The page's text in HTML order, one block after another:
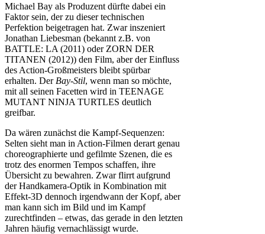
Michael Bay als Produzent dürfte dabei ein
Faktor sein, der zu dieser technischen
Perfektion beigetragen hat. Zwar inszeniert
Jonathan Liebesman (bekannt z.B. von
BATTLE: LA (2011) oder ZORN DER
TITANEN (2012)) den Film, aber der Einfluss
des Action-Großmeisters bleibt spürbar
erhalten. Der Bay-Stil, wenn man so möchte,
mit all seinen Facetten wird in TEENAGE
MUTANT NINJA TURTLES deutlich
greifbar.
Da wären zunächst die Kampf-Sequenzen:
Selten sieht man in Action-Filmen derart genau
choreographierte und gefilmte Szenen, die es
trotz des enormen Tempos schaffen, ihre
Übersicht zu bewahren. Zwar flirrt aufgrund
der Handkamera-Optik in Kombination mit
Effekt-3D dennoch irgendwann der Kopf, aber
man kann sich im Bild und im Kampf
zurechtfinden – etwas, das gerade in den letzten
Jahren häufig vernachlässigt wurde.